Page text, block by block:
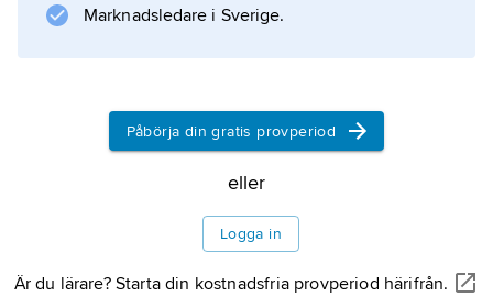
Information om artikeln
Marknadsledare i Sverige.
Påbörja din gratis provperiod
eller
Logga in
Är du lärare? Starta din kostnadsfria provperiod härifrån.